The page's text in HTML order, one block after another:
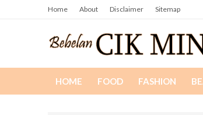
Home About Disclaimer Sitemap
HOME FOOD FASHION